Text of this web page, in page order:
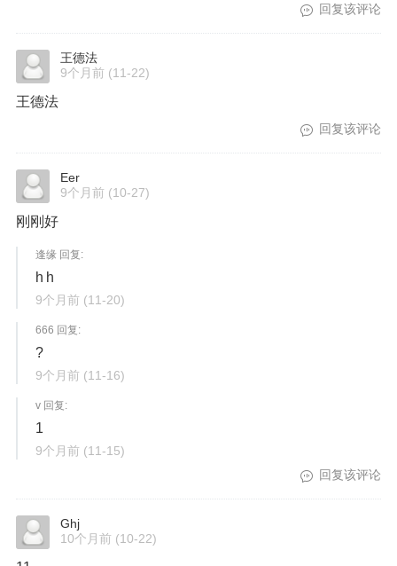
回复该评论
王德法
9个月前 (11-22)
王德法
回复该评论
Eer
9个月前 (10-27)
刚刚好
逢缘 回复:
h h
9个月前 (11-20)
666 回复:
?
9个月前 (11-16)
v 回复:
1
9个月前 (11-15)
回复该评论
Ghj
10个月前 (10-22)